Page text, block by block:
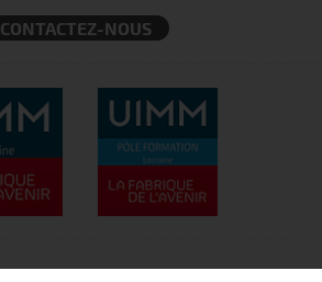
CONTACTEZ-NOUS